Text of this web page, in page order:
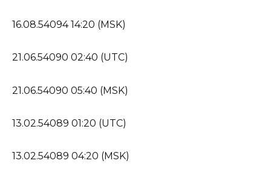
16.08.54094 14:20 (MSK)
21.06.54090 02:40 (UTC)
21.06.54090 05:40 (MSK)
13.02.54089 01:20 (UTC)
13.02.54089 04:20 (MSK)